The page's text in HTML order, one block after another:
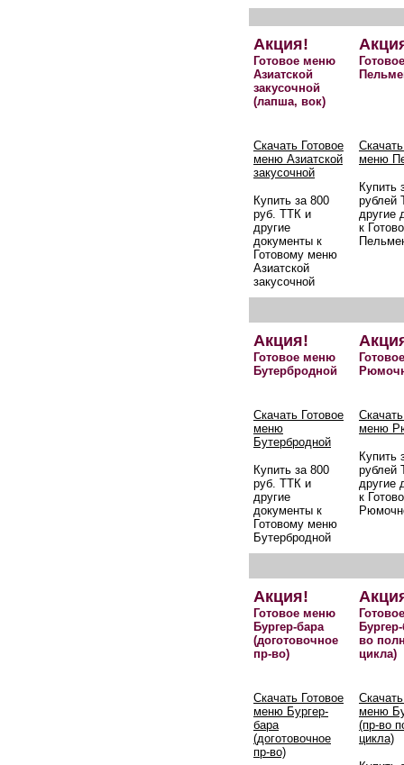
Акция!
Готовое меню
Азиатской
закусочной
(лапша, вок)
Скачать Готовое
меню Азиатской
закусочной
Купить за 800
руб. ТТК и
другие
документы к
Готовому меню
Азиатской
закусочной
меню
Купить
рублей
другие
к
Акция!
Готовое меню
Бутербродной
Скачать Готовое
меню
Бутербродной
Купить за 800
руб. ТТК и
другие
документы к
Готовому меню
Бутербродной
меню
Купить
рублей
другие
к
Акция!
Готовое меню
Бургер-бара
(доготовочное
пр-во)
во
цикла)
Скачать Готовое
меню Бургер-
бара
(доготовочное
пр-во)
меню
(пр-во
цикла)